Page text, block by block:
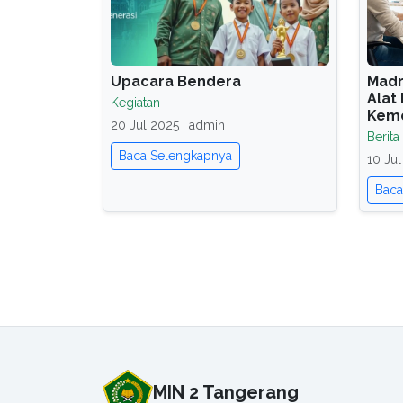
Upacara Bendera
Kegiatan
20 Jul 2025 | admin
Baca Selengkapnya
Alat
10
MIN 2 Tangerang